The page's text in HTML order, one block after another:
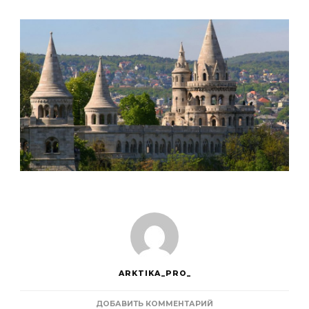
ARKTIKA_PRO_
ДОБАВИТЬ КОММЕНТАРИЙ